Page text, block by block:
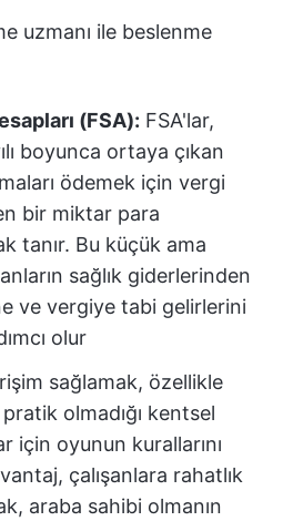
uzmanı ile beslenme
(FSA): FSA'lar,
boyunca ortaya çıkan
ödemek için vergi
bir miktar para
tanır. Bu küçük ama
sağlık giderlerinden
ve vergiye tabi gelirlerini
olur
sağlamak, özellikle
olmadığı kentsel
için oyunun kurallarını
çalışanlara rahatlık
araba sahibi olmanın